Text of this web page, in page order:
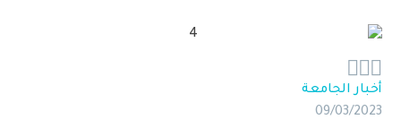

أخبار الجامعة
09/03/2023